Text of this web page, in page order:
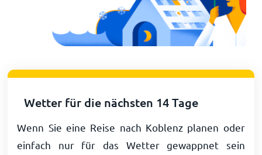
Wetter für die nächsten 14 Tage
Wenn Sie eine Reise nach Koblenz planen oder
einfach nur für das Wetter gewappnet sein